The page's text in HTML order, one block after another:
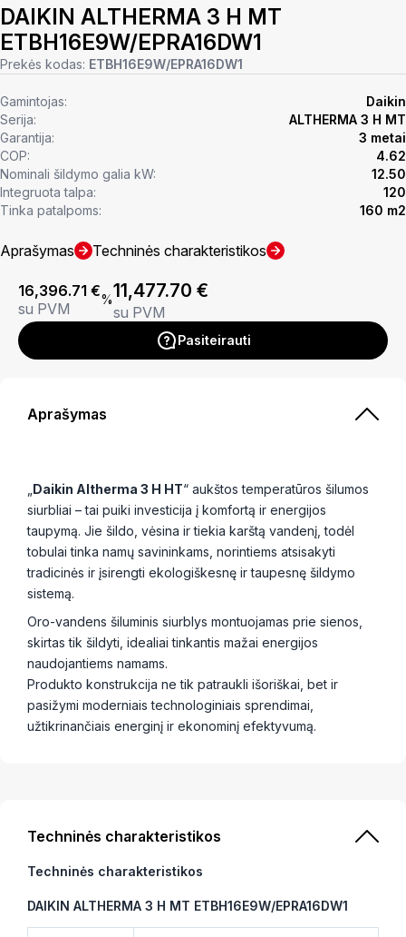
DAIKIN ALTHERMA 3 H MT
ETBH16E9W/EPRA16DW1
Prekės kodas: ETBH16E9W/EPRA16DW1
Gamintojas:
Daikin
Serija:
ALTHERMA 3 H MT
Garantija:
3 metai
COP:
4.62
Nominali šildymo galia kW:
12.50
Integruota talpa:
120
Tinka patalpoms:
160 m2
Aprašymas Techninės charakteristikos
16,396.71 €
su PVM
%11,477.70 €
su PVM
Pasiteirauti
Aprašymas
Daikin Altherma 3 H HT“ aukštos temperatūros šilumos
siurbliai – tai puiki investicija į komfortą ir energijos
taupymą. Jie šildo, vėsina ir tiekia karštą vandenį, todėl
tobulai tinka namų savininkams, norintiems atsisakyti
tradicinės ir įsirengti ekologiškesnę ir taupesnę šildymo
sistemą.
Oro-vandens šiluminis siurblys montuojamas prie sienos,
skirtas tik šildyti, idealiai tinkantis mažai energijos
naudojantiems namams.
Produkto konstrukcija ne tik patraukli išoriškai, bet ir
pasižymi moderniais technologiniais sprendimai,
užtikrinančiais energinį ir ekonominį efektyvumą.
Techninės charakteristikos
Techninės charakteristikos
DAIKIN ALTHERMA 3 H MT ETBH16E9W/EPRA16DW1